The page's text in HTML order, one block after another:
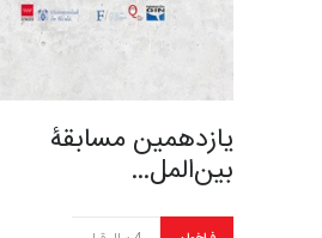
یازدهمین مسابقۀ
بین‌المل…